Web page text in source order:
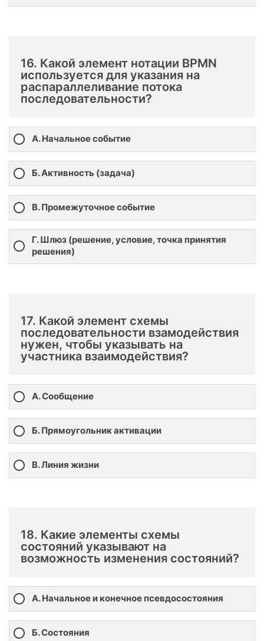
16. Какой элемент нотации BPMN
используется для указания на
распараллеливание потока
последовательности?
А. Начальное событие
Б. Активность (задача)
В. Промежуточное событие
Г. Шлюз (решение, условие, точка принятия
решения)
17. Какой элемент схемы
последовательности взамодействия
нужен, чтобы указывать на
участника взаимодействия?
А. Сообщение
Б. Прямоугольник активации
В. Линия жизни
18. Какие элементы схемы
состояний указывают на
возможность изменения состояний?
А. Начальное и конечное псевдосостояния
Б. Состояния